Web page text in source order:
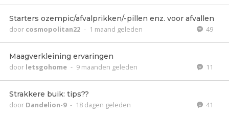
Starters ozempic/afvalprikken/-pillen enz. voor afvallen
door cosmopolitan22 - 1 maand geleden 49
Maagverkleining ervaringen
door letsgohome - 9 maanden geleden 11
Strakkere buik: tips??
door Dandelion-9 - 18 dagen geleden 41